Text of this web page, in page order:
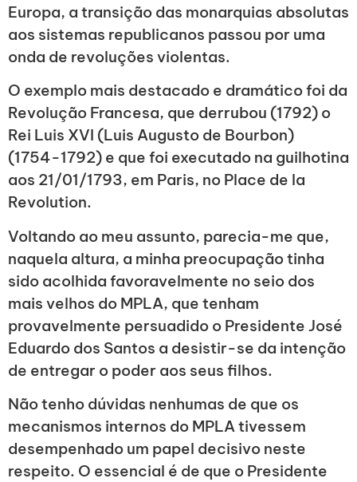
Europa, a transição das monarquias absolutas
aos sistemas republicanos passou por uma
onda de revoluções violentas.
O exemplo mais destacado e dramático foi da
Revolução Francesa, que derrubou (1792) o
Rei Luis XVI (Luis Augusto de Bourbon)
(1754-1792) e que foi executado na guilhotina
aos 21/01/1793, em Paris, no Place de la
Revolution.
Voltando ao meu assunto, parecia-me que,
naquela altura, a minha preocupação tinha
sido acolhida favoravelmente no seio dos
mais velhos do MPLA, que tenham
provavelmente persuadido o Presidente José
Eduardo dos Santos a desistir-se da intenção
de entregar o poder aos seus filhos.
Não tenho dúvidas nenhumas de que os
mecanismos internos do MPLA tivessem
desempenhado um papel decisivo neste
respeito. O essencial é de que o Presidente